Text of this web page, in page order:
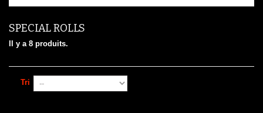
SPECIAL ROLLS
Il y a 8 produits.
Tri